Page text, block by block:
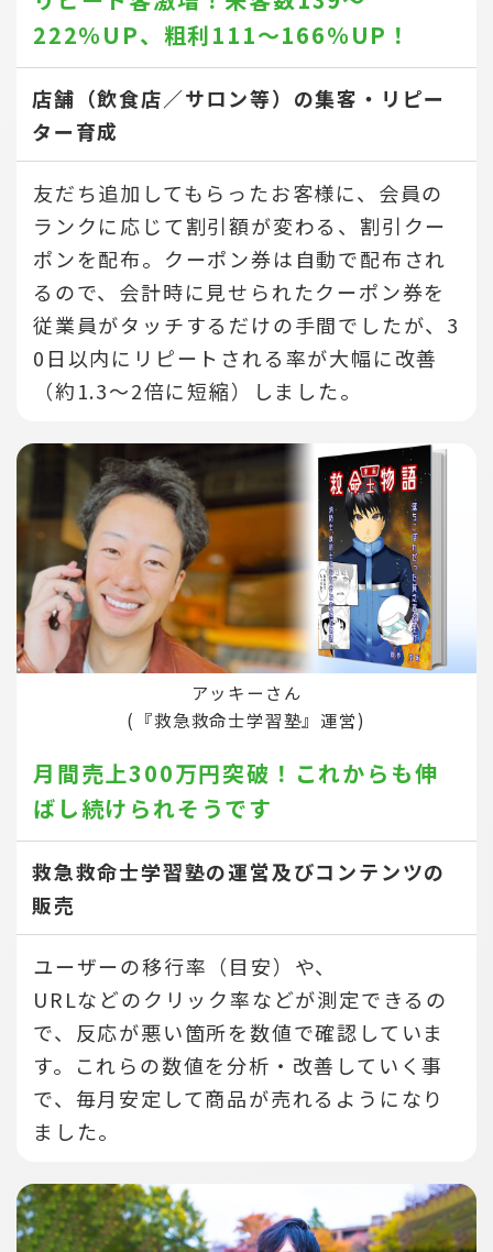
222％UP、 粗利111～166％UP！
店舗（飲食店／サロン等）の集客・リピー
ター育成
友だち追加してもらったお客様に、会員の
ランクに応じて割引額が変わる、割引クー
ポンを配布。クーポン券は自動で配布され
るので、会計時に見せられたクーポン券を
従業員がタッチするだけの手間でしたが、3
0日以内にリピートされる率が大幅に改善
（約1.3～2倍に短縮）しました。
アッキーさん
(『救急救命士学習塾』運営)
月間売上300万円突破！ これからも伸
ばし続けられそうです
救急救命士学習塾の運営及びコンテンツの
販売
ユーザーの移行率（目安）や、
URLなどのクリック率などが測定できるの
で、反応が悪い箇所を数値で確認していま
す。
これらの数値を分析・改善していく事
で、毎月安定して商品が売れるようになり
ました。